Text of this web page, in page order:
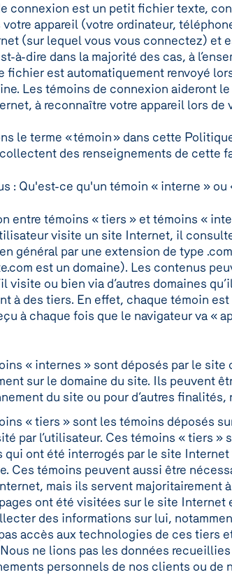
connexion est un petit fichier texte,
votre appareil (votre ordinateur,
(sur lequel vous vous connectez) et
à-dire dans la majorité des cas, à
fichier est automatiquement renvoyé
Les témoins de connexion aideront
à reconnaître votre appareil lors de
le terme « témoin » dans cette
des renseignements de cette
: Qu'est-ce qu'un témoin « interne » ou
entre témoins « tiers » et témoins «
visite un site Internet, il
général par une extension de type
est un domaine). Les contenus
visite ou bien via d’autres domaines
à des tiers. En effet, chaque témoin
à chaque fois que le navigateur va «
« internes » sont déposés par le site
sur le domaine du site. Ils peuvent
du site ou pour d’autres
« tiers » sont les témoins déposés
par l’utilisateur. Ces témoins « tiers »
qui ont été interrogés par le site
Ces témoins peuvent aussi être
mais ils servent majoritairement
ont été visitées sur le site Internet
des informations sur lui,
pas accès aux technologies de ces tiers
ne lions pas les données
personnels de nos clients ou de